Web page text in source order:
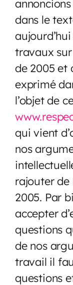
dans le
travaux
de 2005 et
exprimé
l’objet de
qui vient
nos
rajouter
2005. Par
accepter
questions
de nos
travail il
questions